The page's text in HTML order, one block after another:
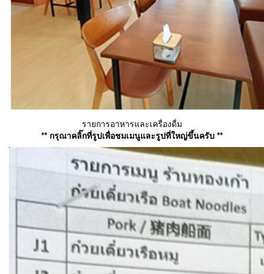
รายการอาหารและเครื่องดื่ม
** กรุณาคลิ๊กที่รูปเพื่อชมเมนูและรูปที่ใหญ่ขึ้นครับ **